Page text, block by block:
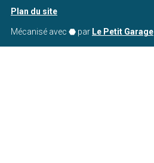
Plan du site
Mécanisé avec ⬣ par Le Petit Garage